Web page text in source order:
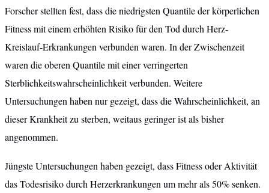
Forscher stellten fest, dass die niedrigsten Quantile der körperlichen
Fitness mit einem erhöhten Risiko für den Tod durch Herz-
Kreislauf-Erkrankungen verbunden waren. In der Zwischenzeit
waren die oberen Quantile mit einer verringerten
Sterblichkeitswahrscheinlichkeit verbunden. Weitere
Untersuchungen haben nur gezeigt, dass die Wahrscheinlichkeit, an
dieser Krankheit zu sterben, weitaus geringer ist als bisher
angenommen.
Jüngste Untersuchungen haben gezeigt, dass Fitness oder Aktivität
das Todesrisiko durch Herzerkrankungen um mehr als 50% senken.